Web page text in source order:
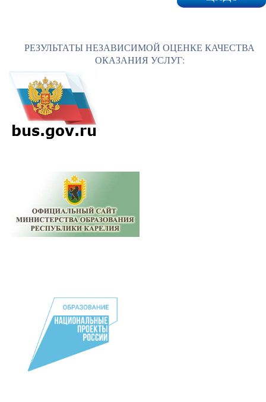
РЕЗУЛЬТАТЫ НЕЗАВИСИМОЙ ОЦЕНКЕ КАЧЕСТВА
ОКАЗАНИЯ УСЛУГ: